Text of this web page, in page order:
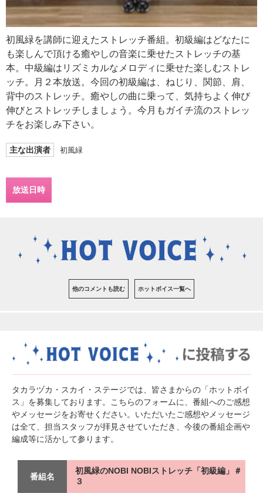
初風緑を講師に迎えたストレッチ番組。初級編はどなたに
も楽しんで頂ける癒やしの音楽に乗せたストレッチの基
本。中級編はリズミカルなメロディに乗せた楽しむストレ
ッチ。月２本放送。今回の初級編は、ねじり、関節、肩、
背中のストレッチ。癒やしの曲に乗って、気持ちよく伸び
伸びとストレッチしましょう。今月もガイチ流のストレッ
チをお楽しみ下さい。
主な出演者 初風緑
放送日時
他のコメントも読む ホットボイス一覧へ
タカラヅカ・スカイ・ステージでは、皆さまからの「ホットボイ
ス」を募集しております。こちらのフォームに、番組へのご感想
やメッセージをお寄せください。いただいたご感想やメッセージ
は全て、担当スタッフが拝見させていただき、今後の番組企画や
編成等に活かして参ります。
番組名
初風緑のNOBI NOBIストレッチ「初級編」＃
３